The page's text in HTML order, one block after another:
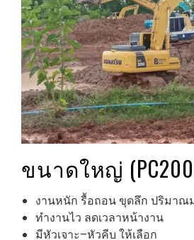
ขนาดใหญ่
งานหนัก รื้อถอน ขุดลึก ปริมาณ
ทำงานไว ลดเวลาหน้างาน
มีหัวเจาะ–หัวคีบ ให้เลือก